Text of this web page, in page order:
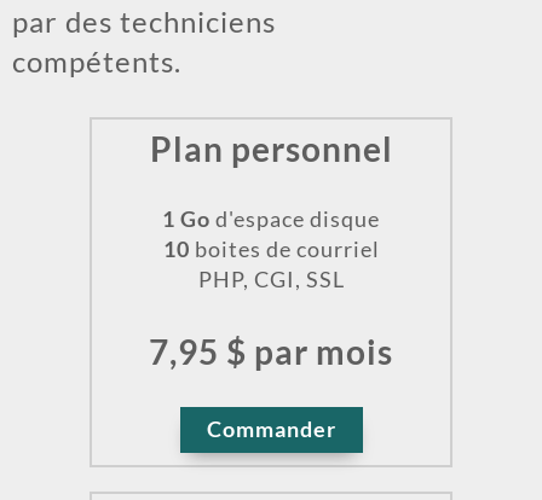
par des techniciens
compétents.
Plan personnel
1 Go d'espace disque
10 boites de courriel
PHP, CGI, SSL
7,95 $ par mois
Commander